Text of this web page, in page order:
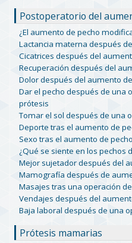
Postoperatorio del
¿El aumento de pecho
Lactancia materna después
Cicatrices después del
Recuperación después del
Dolor después del aumento
Dar el pecho después de una
prótesis
Tomar el sol después de una
Deporte tras el aumento de
Sexo tras el aumento de pecho
¿Qué se siente en los pechos
Mejor sujetador después del
Mamografía después de
Masajes tras una operación
Vendajes después del
Baja laboral después de una
Prótesis mamarias